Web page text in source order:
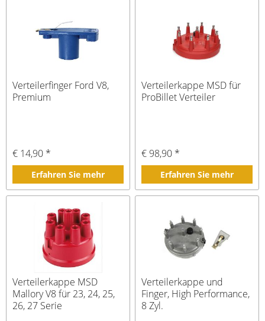
Verteilerfinger Ford V8,
Premium
€ 14,90 *
Erfahren Sie mehr
Verteilerkappe MSD für
ProBillet Verteiler
€ 98,90 *
Erfahren Sie mehr
Verteilerkappe MSD
Mallory V8 für 23, 24, 25,
26, 27 Serie
Verteilerkappe und
Finger, High Performance,
8 Zyl.